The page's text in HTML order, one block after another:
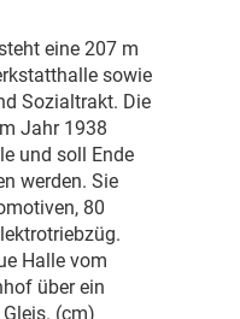
eine 207 m
sowie
Sozialtrakt. Die
Jahr 1938
und soll Ende
werden. Sie
80
Halle vom
über ein
(cm)